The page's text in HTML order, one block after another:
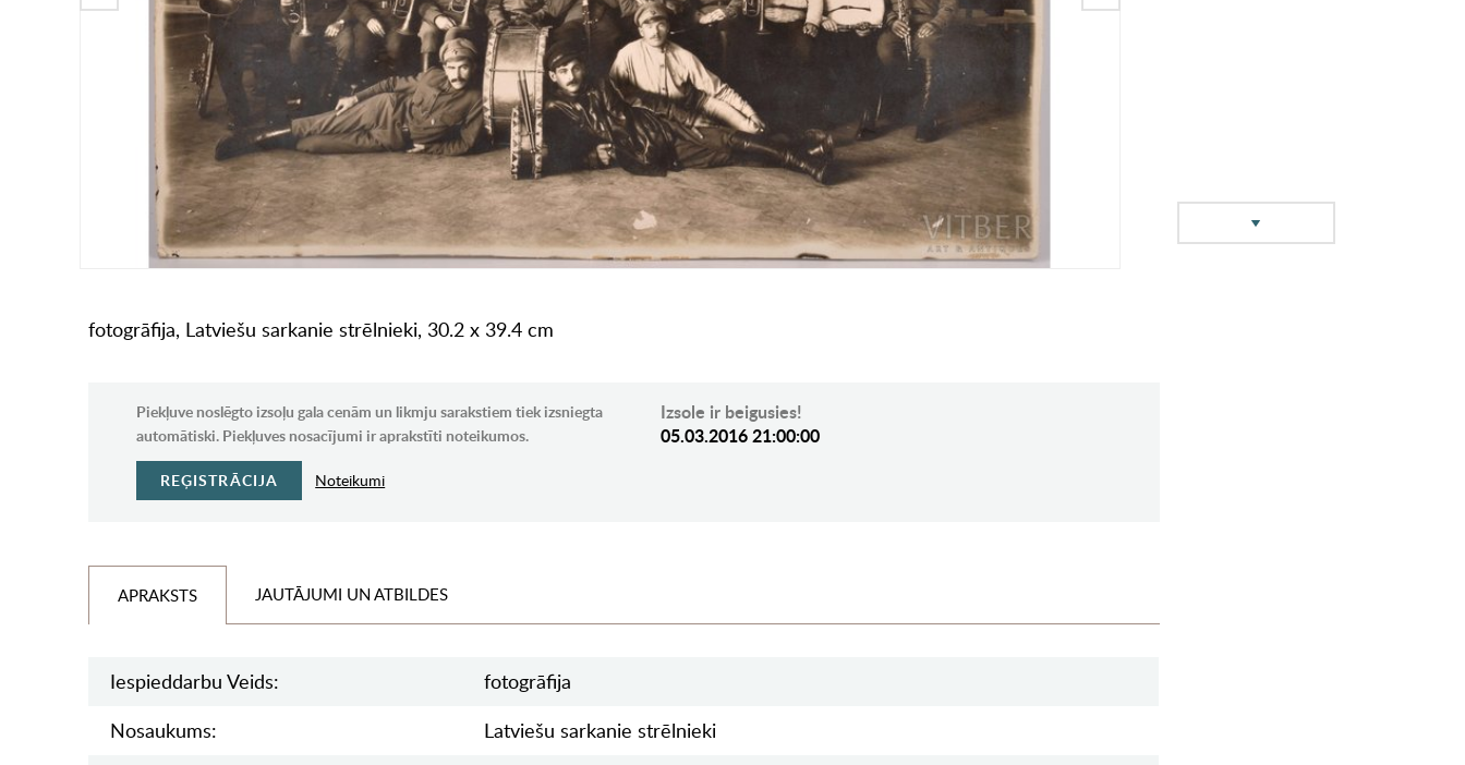
fotogrāfija, Latviešu sarkanie strēlnieki, 30.2 x 39.4 cm
Piekļuve noslēgto izsoļu gala cenām un likmju sarakstiem tiek izsniegta
automātiski. Piekļuves nosacījumi ir aprakstīti noteikumos.
REĢISTRĀCIJA Noteikumi
Izsole ir beigusies!
05.03.2016 21:00:00
APRAKSTS JAUTĀJUMI UN ATBILDES
Iespieddarbu Veids:
fotogrāfija
Nosaukums:
Latviešu sarkanie strēlnieki